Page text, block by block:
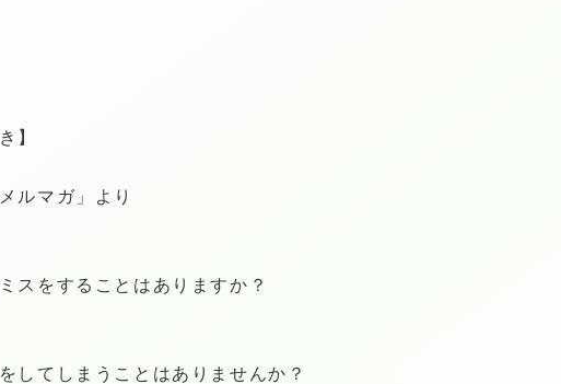
】
ルマガ」より
スをすることはありますか？
してしまうことはありませんか？